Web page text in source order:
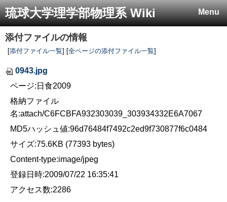
Menu
琉球大学理学部物理系 Wiki
添付ファイルの情報
[添付ファイル一覧] [全ページの添付ファイル一覧]
0943.jpg
ページ:日食2009
格納ファイル
名:attach/C6FCBFA932303039_303934332E6A7067
MD5ハッシュ値:96d76484f7492c2ed9f730877f6c0484
サイズ:75.6KB (77393 bytes)
Content-type:image/jpeg
登録日時:2009/07/22 16:35:41
アクセス数:2286